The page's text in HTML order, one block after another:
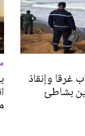
وإنقاذ
بشاطئ